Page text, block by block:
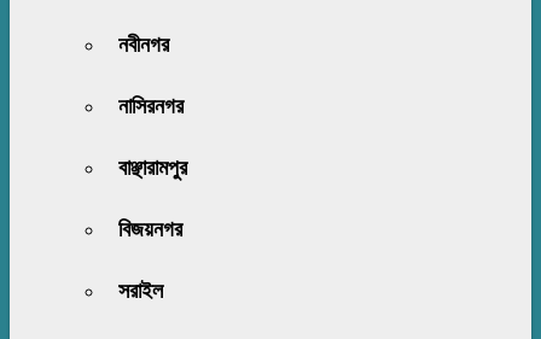
নবীনগর
নাসিরনগর
বাঞ্ছারামপুর
বিজয়নগর
সরাইল